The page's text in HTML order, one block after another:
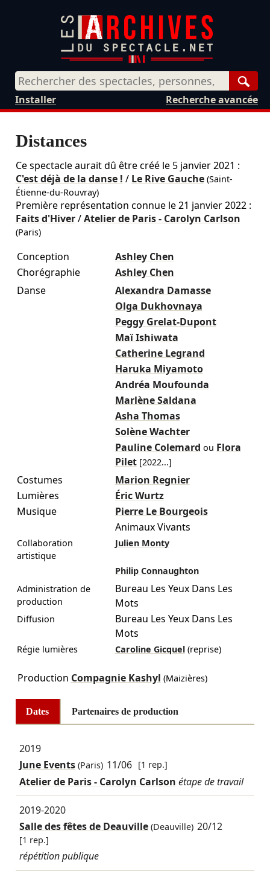
Recherche avancée
Installer
Distances
Ce spectacle aurait dû être créé le 5 janvier 2021 :
C'est déjà de la danse ! / Le Rive Gauche(Saint-
Étienne-du-Rouvray)
Première représentation connue le 21 janvier 2022 :
Faits d'Hiver/Atelier de Paris - Carolyn Carlson
(Paris)
Conception
Ashley Chen
Chorégraphie
Ashley Chen
Danse
Alexandra Damasse
Olga Dukhovnaya
Peggy Grelat-Dupont
Maï Ishiwata
Catherine Legrand
Haruka Miyamoto
Andréa Moufounda
Marlène Saldana
Asha Thomas
Solène Wachter
Pauline Colemard ou Flora
Pilet [2022...]
Costumes
Marion Regnier
Lumières
Éric Wurtz
Musique
Pierre Le Bourgeois
Animaux Vivants
Collaboration
artistique
Julien Monty
Philip Connaughton
Administration de
production
Bureau Les Yeux Dans Les
Mots
Diffusion
Bureau Les Yeux Dans Les
Mots
Régie lumières Caroline Gicquel (reprise)
Production Compagnie Kashyl (Maizières)
Dates Partenaires de production
2019
June Events(Paris) 11/06 [1 rep.]
Atelier de Paris - Carolyn Carlson étape de travail
2019-2020
Salle des fêtes de Deauville(Deauville) 20/12
[1 rep.]
répétition publique